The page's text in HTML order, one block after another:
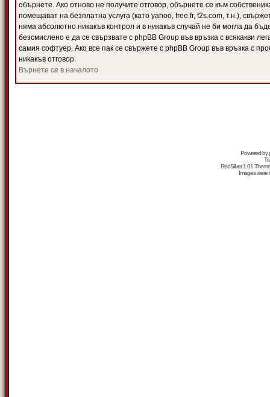
обърнете. Ако отново не получите отговор, обърнете се към
помещават на безплатна услуга (като yahoo, free.fr, f2s.com, т.н.),
няма абсолютно никакъв контрол и в никакъв случай не би могла да
безсмислено е да се свързвате с phpBB Group във връзка с всякакви
самия софтуер. Ако все пак се свържете с phpBB Group във връзка с
никакъв отговор.
Върнете се в началото
Powered by
RedSilver 1.01
Images were